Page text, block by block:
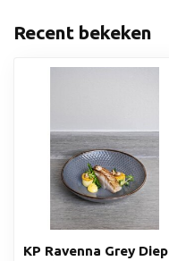
Recent bekeken
KP Ravenna Grey Diep